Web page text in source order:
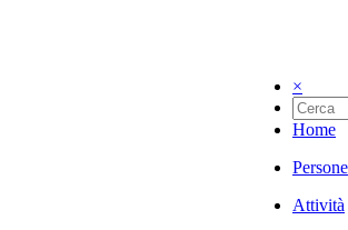
×
Home
Persone
Attività